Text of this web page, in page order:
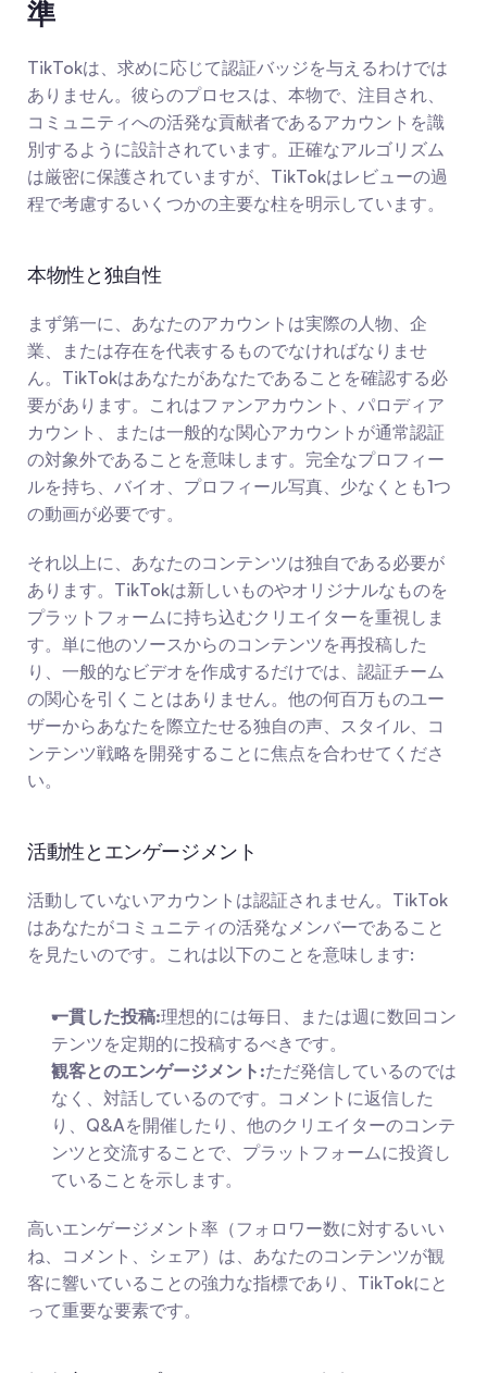
準
TikTokは、求めに応じて認証バッジを与えるわけでは
ありません。彼らのプロセスは、本物で、注目され、
コミュニティへの活発な貢献者であるアカウントを識
別するように設計されています。正確なアルゴリズム
は厳密に保護されていますが、TikTokはレビューの過
程で考慮するいくつかの主要な柱を明示しています。
本物性と独自性
まず第一に、あなたのアカウントは実際の人物、企
業、または存在を代表するものでなければなりませ
ん。TikTokはあなたがあなたであることを確認する必
要があります。これはファンアカウント、パロディア
カウント、または一般的な関心アカウントが通常認証
の対象外であることを意味します。完全なプロフィー
ルを持ち、バイオ、プロフィール写真、少なくとも1つ
の動画が必要です。
それ以上に、あなたのコンテンツは独自である必要が
あります。TikTokは新しいものやオリジナルなものを
プラットフォームに持ち込むクリエイターを重視しま
す。単に他のソースからのコンテンツを再投稿した
り、一般的なビデオを作成するだけでは、認証チーム
の関心を引くことはありません。他の何百万ものユー
ザーからあなたを際立たせる独自の声、スタイル、コ
ンテンツ戦略を開発することに焦点を合わせてくださ
い。
活動性とエンゲージメント
活動していないアカウントは認証されません。TikTok
はあなたがコミュニティの活発なメンバーであること
を見たいのです。これは以下のことを意味します:
一貫した投稿:理想的には毎日、または週に数回コン
テンツを定期的に投稿するべきです。
観客とのエンゲージメント:ただ発信しているのでは
なく、対話しているのです。コメントに返信した
り、Q&Aを開催したり、他のクリエイターのコンテ
ンツと交流することで、プラットフォームに投資し
ていることを示します。
高いエンゲージメント率（フォロワー数に対するいい
ね、コメント、シェア）は、あなたのコンテンツが観
客に響いていることの強力な指標であり、TikTokにと
って重要な要素です。